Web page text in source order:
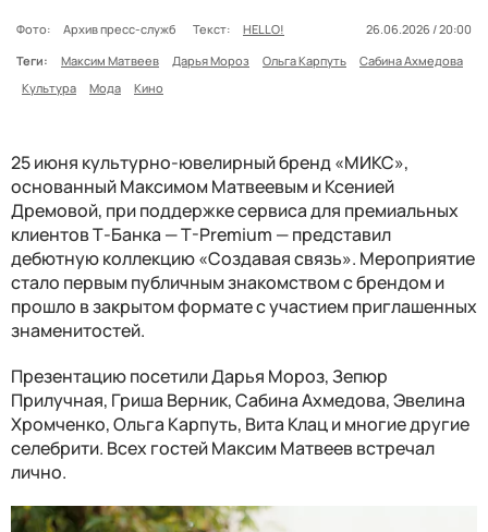
Фото: Архив пресс-служб Текст: HELLO!
26.06.2026 / 20:00
Теги:
Максим Матвеев Дарья Мороз Ольга Карпуть
Сабина Ахмедова
Культура
Мода Кино
25 июня культурно-ювелирный бренд «МИКС»,
основанный Максимом Матвеевым и Ксенией
Дремовой, при поддержке сервиса для премиальных
клиентов Т-Банка — T-Premium — представил
дебютную коллекцию «Создавая связь». Мероприятие
стало первым публичным знакомством с брендом и
прошло в закрытом формате с участием приглашенных
знаменитостей.
Презентацию посетили Дарья Мороз, Зепюр
Прилучная, Гриша Верник, Сабина Ахмедова, Эвелина
Хромченко, Ольга Карпуть, Вита Клац и многие другие
селебрити. Всех гостей Максим Матвеев встречал
лично.